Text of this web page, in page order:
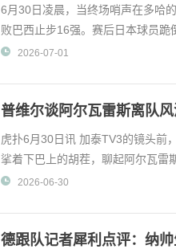
6月30日凌晨，当终场哨声在多哈
败巴西止步16强。赛后日本球员跪
容，但《日刊体育》却从
2026-07-01
普维尔谈阿尔瓦雷斯离队
住人
虎扑6月30日讯 加泰TV3的镜头前
挲着下巴上的胡茬，聊起阿尔瓦雷
声。"那孩子说的话
2026-06-30
德跟队记者犀利点评：纳